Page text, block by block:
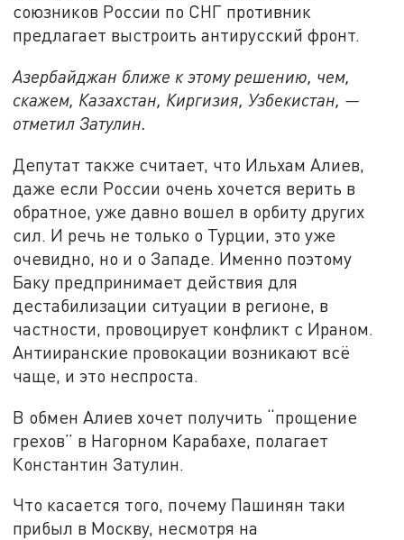
союзников России по СНГ противник
предлагает выстроить антирусский фронт.
Азербайджан ближе к этому решению, чем,
скажем, Казахстан, Киргизия, Узбекистан, —
отметил Затулин.
Депутат также считает, что Ильхам Алиев,
даже если России очень хочется верить в
обратное, уже давно вошел в орбиту других
сил. И речь не только о Турции, это уже
очевидно, но и о Западе. Именно поэтому
Баку предпринимает действия для
дестабилизации ситуации в регионе, в
частности, провоцирует конфликт с Ираном.
Антииранские провокации возникают всё
чаще, и это неспроста.
В обмен Алиев хочет получить “прощение
грехов” в Нагорном Карабахе, полагает
Константин Затулин.
Что касается того, почему Пашинян таки
прибыл в Москву, несмотря на